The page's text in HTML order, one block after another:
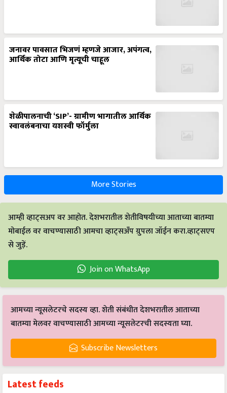
जनावर पावसात भिजणं म्हणजे आजार, अपंगत्व,
आर्थिक तोटा आणि मृत्यूची चाहूल
शेळीपालनाची ‘SIP’- ग्रामीण भागातील आर्थिक
स्वावलंबनाचा यशस्वी फॉर्मुला
More Stories
आम्ही व्हाट्सअप वर आहोत. देशभरातील शेतीविषयीच्या आताच्या बातम्या
मोबाईल वर वाचण्यासाठी आमचा व्हाट्सअँप ग्रुपला जॉईन करा.व्हाट्सएप
से जुड़ें.
Join on WhatsApp
आमच्या न्यूसलेटरचे सदस्य व्हा. शेती संबंधीत देशभरातील आताच्या
बातम्या मेलवर वाचण्यासाठी आमच्या न्यूसलेटरची सदस्यता घ्या.
Subscribe Newsletters
Latest feeds